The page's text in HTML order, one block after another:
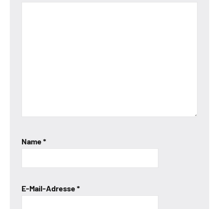
Name*
E-Mail-Adresse*